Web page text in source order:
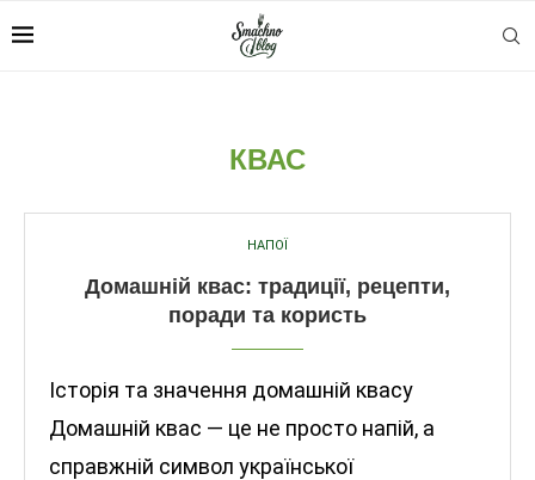
КВАС
НАПОЇ
Домашній квас: традиції, рецепти,
поради та користь
Історія та значення домашній квасу
Домашній квас — це не просто напій, а
справжній символ української